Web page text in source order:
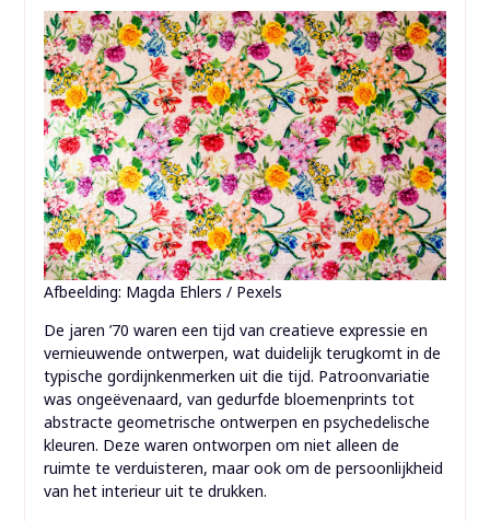
Afbeelding: Magda Ehlers / Pexels
De jaren ’70 waren een tijd van creatieve expressie en
vernieuwende ontwerpen, wat duidelijk terugkomt in de
typische gordijnkenmerken uit die tijd. Patroonvariatie
was ongeëvenaard, van gedurfde bloemenprints tot
abstracte geometrische ontwerpen en psychedelische
kleuren. Deze waren ontworpen om niet alleen de
ruimte te verduisteren, maar ook om de persoonlijkheid
van het interieur uit te drukken.